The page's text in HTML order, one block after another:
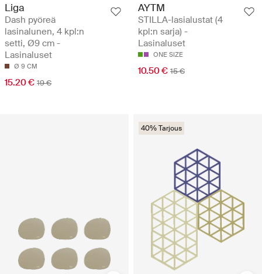
Liga
Dash pyöreä
lasinalunen, 4 kpl:n
setti, Ø9 cm -
Lasinaluset
Ø 9 CM
15.20 € 19 €
AYTM
STILLA-lasialustat (4
kpl:n sarja) -
Lasinaluset
ONE SIZE
10.50 € 15 €
40% Tarjous